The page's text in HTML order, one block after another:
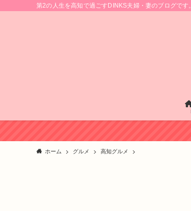
第2の人生を高知で過ごすDINKS夫婦・妻のブログです。
ホーム グルメ 高知グルメ